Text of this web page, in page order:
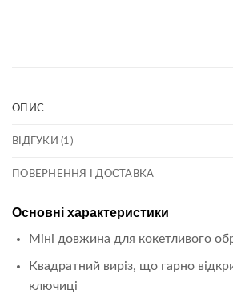
ОПИС
ВІДГУКИ (1)
ПОВЕРНЕННЯ І ДОСТАВКА
Основні характеристики
Міні довжина для кокетливого
Квадратний виріз, що гарно
ключиці